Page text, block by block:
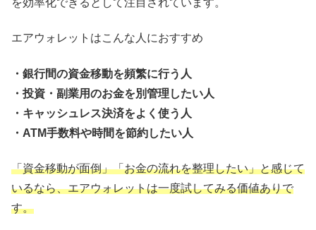
エアウォレットはこんな人におすすめ
・銀行間の資金移動を頻繁に行う人
・投資・副業用のお金を別管理したい人
・キャッシュレス決済をよく使う人
・ATM手数料や時間を節約したい人
「資金移動が面倒」「お金の流れを整理したい」と感じて
いるなら、エアウォレットは一度試してみる価値ありで
す。